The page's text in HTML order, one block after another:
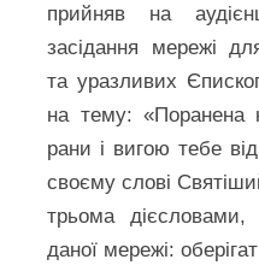
прийняв на
засідання мережі
та уразливих
на тему: «Поранена
рани і вигою тебе
своєму слові
трьома дієсловами,
даної мережі: